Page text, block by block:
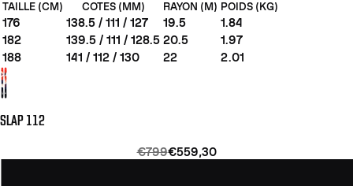
TAILLE (CM)
COTES (MM) RAYON (M) POIDS (KG)
176 138.5 / 111 / 127 19.5
1.84
182
139.5 / 111 / 128.5 20.5
1.97
188
141 / 112 / 130 22 2.01
SLAP 112
€799€559,30